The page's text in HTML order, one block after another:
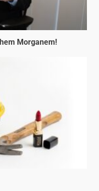
Morganem!